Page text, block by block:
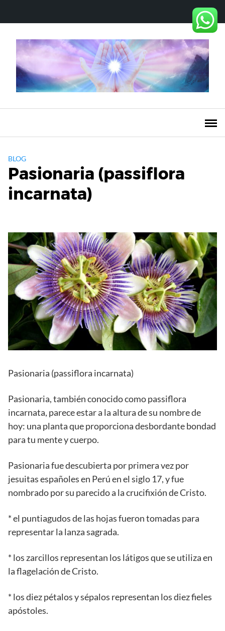
contenido
BLOG
Pasionaria (passiflora
incarnata)
Pasionaria (passiflora incarnata)
Pasionaria, también conocido como passiflora
incarnata, parece estar a la altura de su nombre de
hoy: una planta que proporciona desbordante bondad
para tu mente y cuerpo.
Pasionaria fue descubierta por primera vez por
jesuitas españoles en Perú en el siglo 17, y fue
nombrado por su parecido a la crucifixión de Cristo.
* el puntiagudos de las hojas fueron tomadas para
representar la lanza sagrada.
* los zarcillos representan los látigos que se utiliza en
la flagelación de Cristo.
* los diez pétalos y sépalos representan los diez fieles
apóstoles.